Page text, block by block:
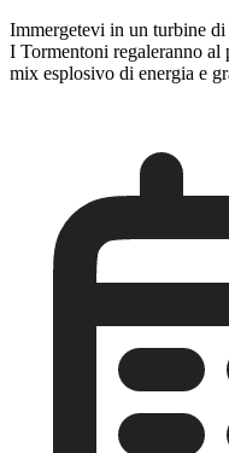
Immergetevi in un turbine
I Tormentoni regaleranno
mix esplosivo di energia e